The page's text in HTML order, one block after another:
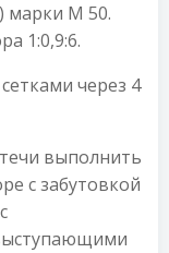
марки М 50.
1:0,9:6.
через 4
выполнить
с забутовкой